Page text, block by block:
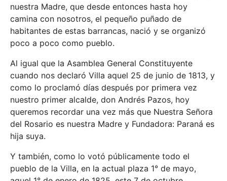
nuestra Madre, que desde entonces hasta hoy
camina con nosotros, el pequeño puñado de
habitantes de estas barrancas, nació y se organizó
poco a poco como pueblo.
Al igual que la Asamblea General Constituyente
cuando nos declaró Villa aquel 25 de junio de 1813, y
como lo proclamó días después por primera vez
nuestro primer alcalde, don Andrés Pazos, hoy
queremos recordar una vez más que Nuestra Señora
del Rosario es nuestra Madre y Fundadora: Paraná es
hija suya.
Y también, como lo votó públicamente todo el
pueblo de la Villa, en la actual plaza 1° de mayo,